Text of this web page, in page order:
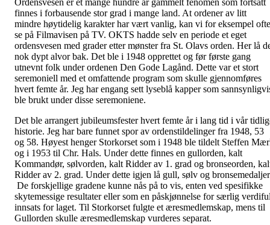
Ordensvesen er et mange hundre år gammelt fenomen som fortsatt
finnes i forbausende stor grad i mange land. At ordener av litt
mindre høytidelig karakter har vært vanlig, kan vi for eksempel ofte
se på Filmavisen på TV. OKTS hadde selv en periode et eget
ordensvesen med grader etter mønster fra St. Olavs orden. Her lå
nok dypt alvor bak. Det ble i 1948 opprettet og før første gang
utnevnt folk under ordenen Den Gode Lagånd. Dette var et stort
seremoniell med et omfattende program som skulle gjennomføres
hvert femte år. Jeg har engang sett lyseblå kapper som
ble brukt under disse seremoniene.
Det ble arrangert jubileumsfester hvert femte år i lang tid i vår
historie. Jeg har bare funnet spor av ordenstildelinger fra 1948, 53
og 58. Høyest henger Storkorset som i 1948 ble tildelt Steffen
og i 1953 til Chr. Hals. Under dette finnes en gullorden, kalt
Kommandør, sølvorden, kalt Ridder av 1. grad og bronseorden,
Ridder av 2. grad. Under dette igjen lå gull, sølv og
De forskjellige gradene kunne nås på to vis, enten ved spesifikke
skytemessige resultater eller som en påskjønnelse for særlig
innsats for laget. Til Storkorset fulgte et æresmedlemskap, mens til
Gullorden skulle æresmedlemskap vurderes separat.